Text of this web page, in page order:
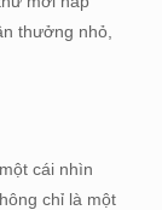
thưởng nhỏ,
cái nhìn
chỉ là một